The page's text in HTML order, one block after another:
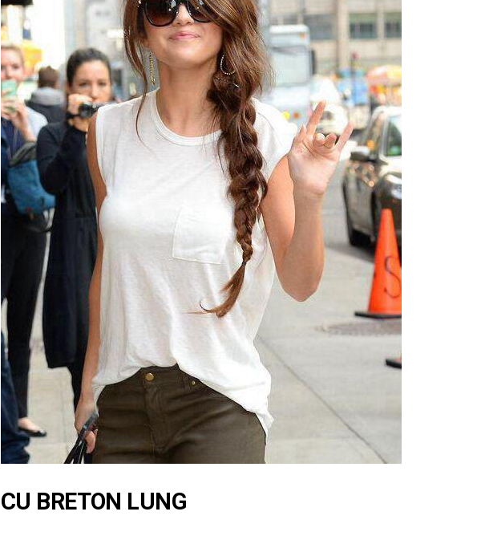
CU BRETON LUNG